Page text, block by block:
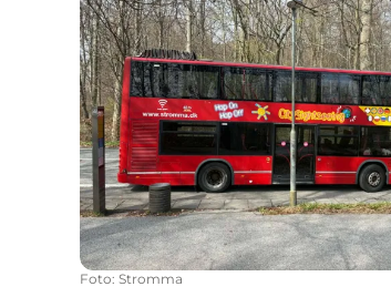
Foto: Stromma